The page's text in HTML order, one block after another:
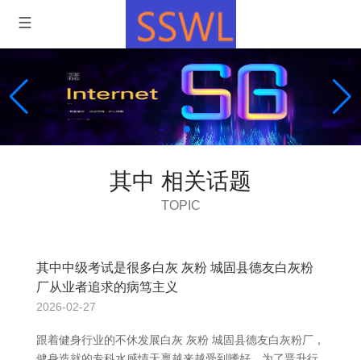
其中 相关话题
TOPIC
其中中级考试是很多白灰 灰粉 城固县德友白灰粉
厂从业者追求的病笃主义
2026-02-27
跟着健身行业的不休发展白灰 灰粉 城固县德友白灰粉厂，